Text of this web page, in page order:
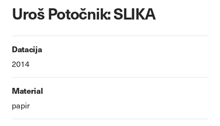
Uroš Potočnik: SLIKA
Datacija
2014
Material
papir